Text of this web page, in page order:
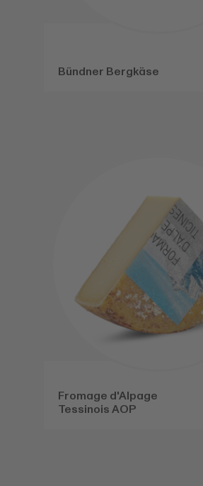
Bündner Bergkäse
Fromage d'Alpage
Tessinois AOP